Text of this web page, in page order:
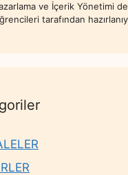
ve İçerik Yönetimi
tarafından